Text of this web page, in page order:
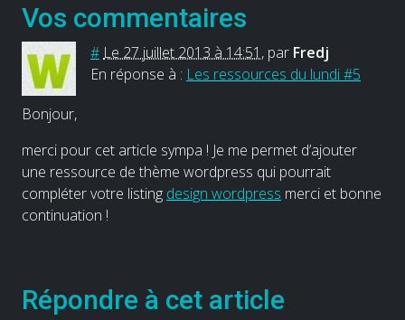
Vos commentaires
# Le 27 juillet 2013 à 14:51 , par Fredj
En réponse à : Les ressources du lundi #5
Bonjour,
merci pour cet article sympa ! Je me permet d’ajouter
une ressource de thème wordpress qui pourrait
compléter votre listing design wordpress merci et bonne
continuation !
Répondre à cet article